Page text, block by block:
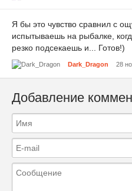
Я бы это чувство сравнил с
испытываешь на рыбалке,
резко подсекаешь и... Готов!)
Dark_Dragon 28
Добавление